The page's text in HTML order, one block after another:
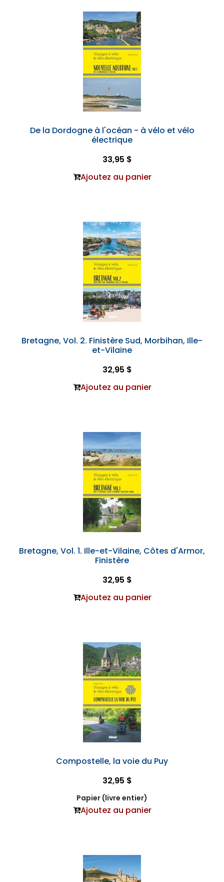
De la Dordogne à l'océan - à vélo et vélo
électrique
33,95 $
Ajoutez au panier
Bretagne, Vol. 2. Finistère Sud, Morbihan, Ille-
et-Vilaine
32,95 $
Ajoutez au panier
Bretagne, Vol. 1. Ille-et-Vilaine, Côtes d'Armor,
Finistère
32,95 $
Ajoutez au panier
Compostelle, la voie du Puy
32,95 $
Papier (livre entier)
Ajoutez au panier